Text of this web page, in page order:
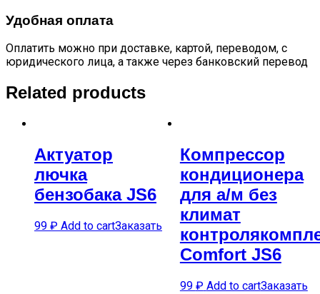
Удобная оплата
Оплатить можно при доставке, картой, переводом, с
юридического лица, а также через банковский перевод
Related products
Актуатор
лючка
бензобака JS6
99 ₽ Add to cartЗаказать
Компрессор
кондиционера
для а/м без
климат
Comfort JS6
99 ₽ Add to cartЗаказать